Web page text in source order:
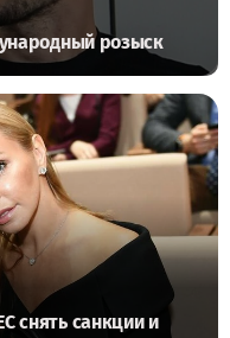
розыск
снять санкции и